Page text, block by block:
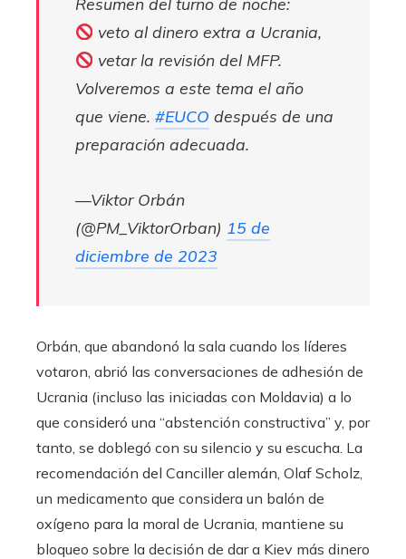
veto al dinero extra a Ucrania,
vetar la revisión del MFP.
Volveremos a este tema el año
que viene. #EUCO después de una
preparación adecuada.
—Viktor Orbán
(@PM_ViktorOrban) 15 de
diciembre de 2023
Orbán, que abandonó la sala cuando los líderes
votaron, abrió las conversaciones de adhesión de
Ucrania (incluso las iniciadas con Moldavia) a lo
que consideró una “abstención constructiva” y, por
tanto, se doblegó con su silencio y su escucha. La
recomendación del Canciller alemán, Olaf Scholz,
un medicamento que considera un balón de
oxígeno para la moral de Ucrania, mantiene su
bloqueo sobre la decisión de dar a Kiev más dinero